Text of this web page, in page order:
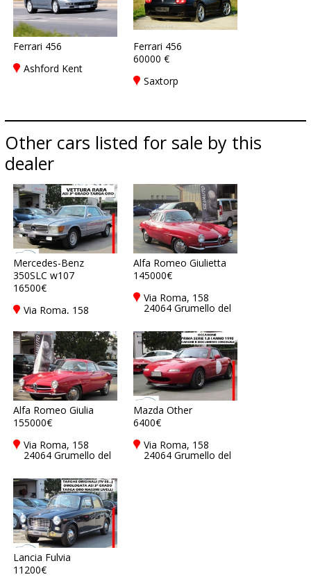
Ferrari 456
Ashford Kent
Ferrari 456
60000 €
Saxtorp
Other cars listed for sale by this
dealer
Mercedes-Benz
350SLC w107
16500€
Via Roma, 158
Monte - Bergamo -
Bg, Italy
Alfa Romeo Giulietta
145000€
Via Roma, 158
24064 Grumello del
Bg, Italy
Alfa Romeo Giulia
155000€
Via Roma, 158
24064 Grumello del
Bg, Italy
Mazda Other
6400€
Via Roma, 158
24064 Grumello del
Lancia Fulvia
11200€